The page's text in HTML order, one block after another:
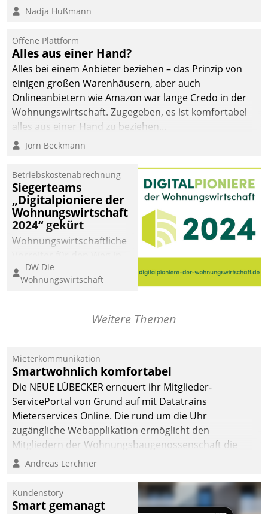
Nadja Hußmann
Offene Plattform
Alles aus einer Hand?
Alles bei einem Anbieter beziehen – das Prinzip von
einigen großen Warenhäusern, aber auch
Onlineanbietern wie Amazon war lange Credo in der
Wohnungswirtschaft. Zugegeben, es ist komfortabel
alles aus einer Hand zu beziehen...
Jörn Beckmann
Betriebskostenabrechnung
Siegerteams
„Digitalpioniere der
Wohnungswirtschaft
2024“ gekürt
Wohnungswirtschaftliche
eine digitale Zukunft zu
finden, ist das Ziel des
Awards „Digitalpioniere
Wohnungswirtschaft“.
dafür ein Team
bestehend aus
Wohnungsunternehmen
und PropTech.
DW Die
Wohnungswirtschaft
Weitere Themen
Mieterkommunikation
Smartwohnlich komfortabel
Die NEUE LÜBECKER erneuert ihr Mitglieder-
ServicePortal von Grund auf mit Datatrains
Mieterservices Online. Die rund um die Uhr
zugängliche Webapplikation ermöglicht den
Mitgliedern der Wohnungs­bau­genossenschaft die
Kontaktaufnahme per Smartphone, Tablet oder PC.
Andreas Lerchner
Kundenstory
Smart gemanagt